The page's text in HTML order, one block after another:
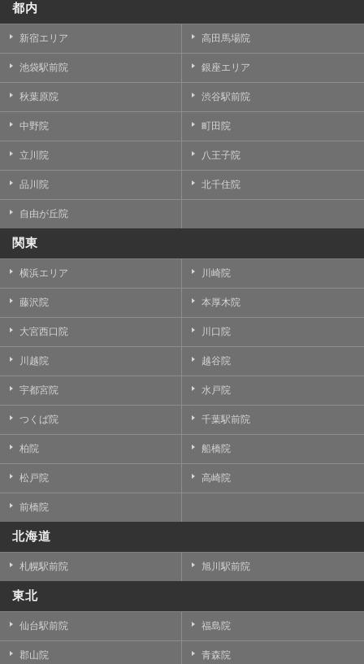
都内
新宿エリア 高田馬場院
池袋駅前院 銀座エリア
秋葉原院 渋谷駅前院
中野院 町田院
立川院 八王子院
品川院 北千住院
自由が丘院
関東
横浜エリア 川崎院
藤沢院 本厚木院
大宮西口院 川口院
川越院 越谷院
宇都宮院 水戸院
つくば院 千葉駅前院
柏院 船橋院
松戸院 高崎院
前橋院
北海道
札幌駅前院 旭川駅前院
東北
仙台駅前院 福島院
郡山院 青森院